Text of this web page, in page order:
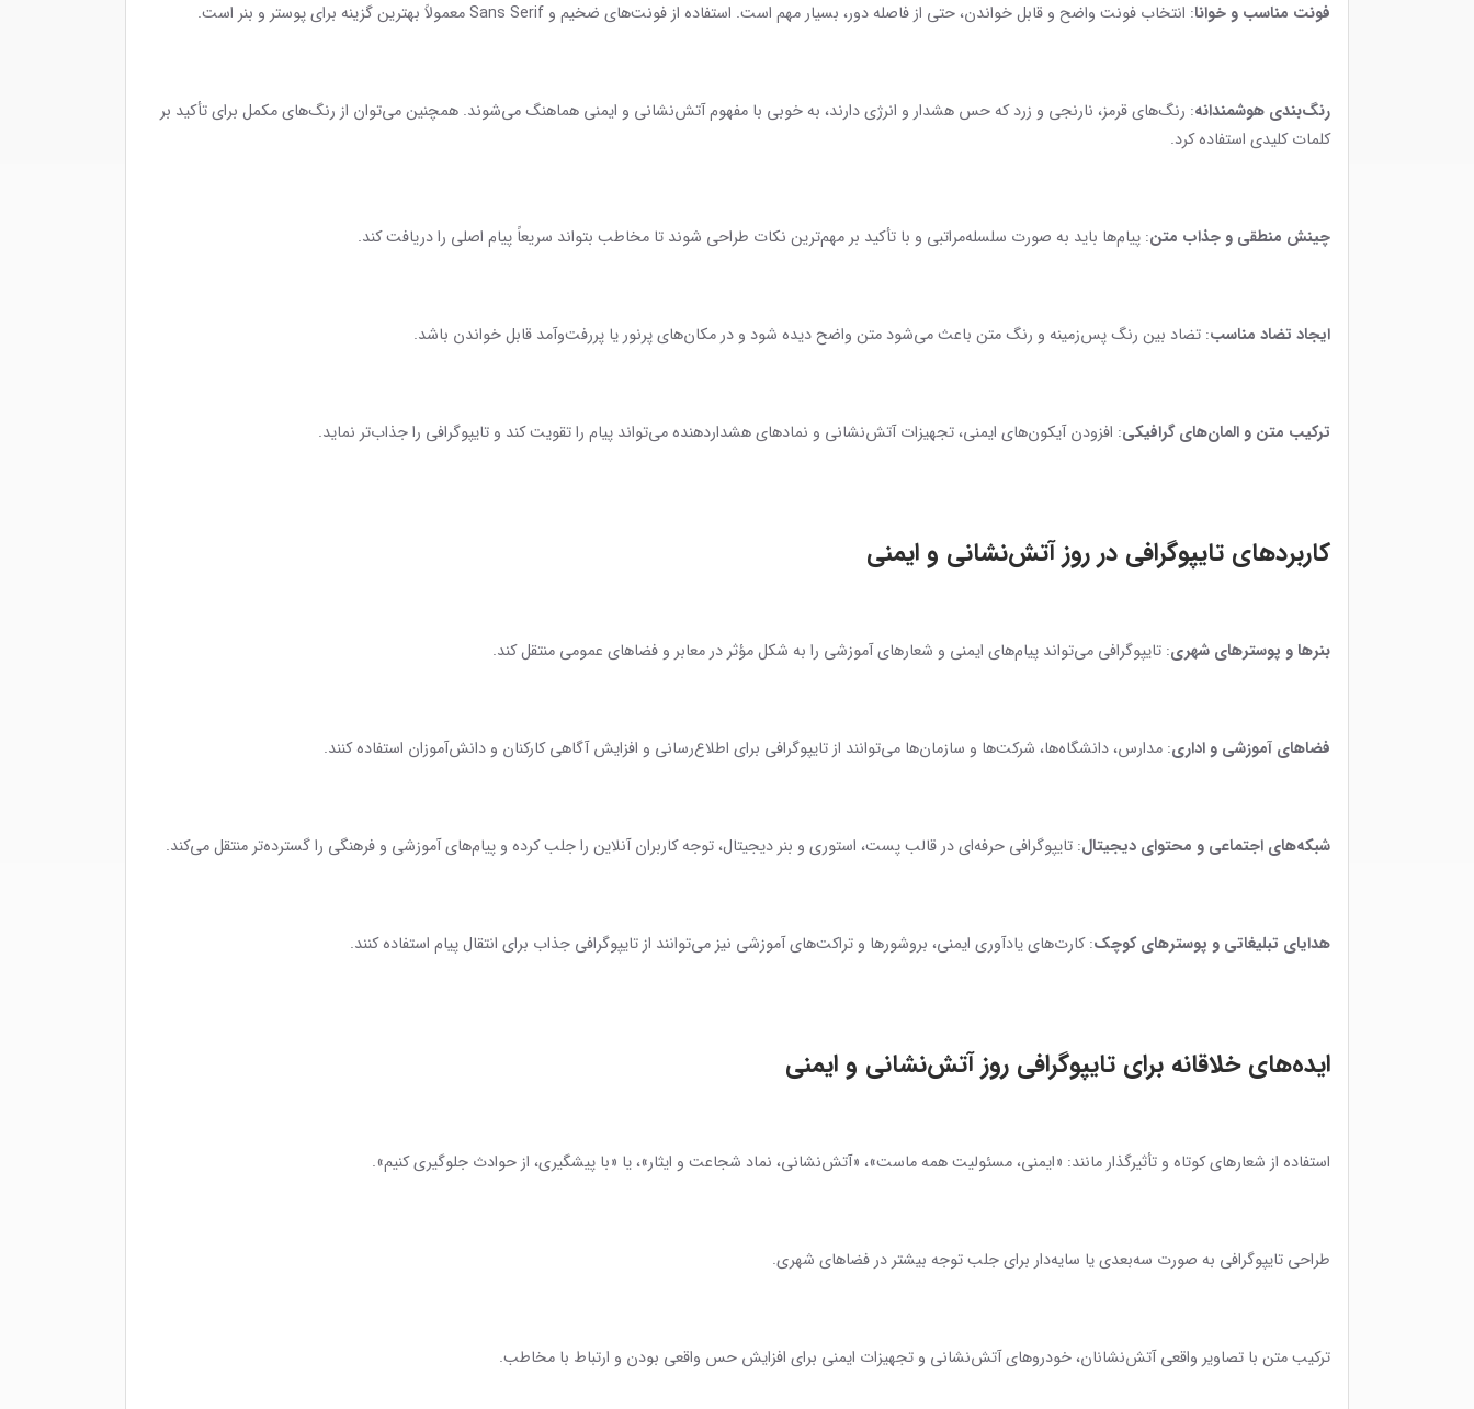
فونت مناسب و خوانا: انتخاب فونت واضح و قابل خواندن، حتی از فاصله دور، بسیار مهم است. استفاده از فونت‌های ضخیم و Sans Serif معمولاً بهترین گزینه برای پوستر و بنر است.
رنگ‌بندی هوشمندانه: رنگ‌های قرمز، نارنجی و زرد که حس هشدار و انرژی دارند، به خوبی با مفهوم آتش‌نشانی و ایمنی هماهنگ می‌شوند. همچنین می‌توان از رنگ‌های مکمل برای تأکید بر
کلمات کلیدی استفاده کرد.
چینش منطقی و جذاب متن: پیام‌ها باید به صورت سلسله‌مراتبی و با تأکید بر مهم‌ترین نکات طراحی شوند تا مخاطب بتواند سریعاً پیام اصلی را دریافت کند.
ایجاد تضاد مناسب: تضاد بین رنگ پس‌زمینه و رنگ متن باعث می‌شود متن واضح دیده شود و در مکان‌های پرنور یا پررفت‌وآمد قابل خواندن باشد.
ترکیب متن و المان‌های گرافیکی: افزودن آیکون‌های ایمنی، تجهیزات آتش‌نشانی و نمادهای هشداردهنده می‌تواند پیام را تقویت کند و تایپوگرافی را جذاب‌تر نماید.
کاربردهای تایپوگرافی در روز آتش‌نشانی و ایمنی
بنرها و پوسترهای شهری: تایپوگرافی می‌تواند پیام‌های ایمنی و شعارهای آموزشی را به شکل مؤثر در معابر و فضاهای عمومی منتقل کند.
فضاهای آموزشی و اداری: مدارس، دانشگاه‌ها، شرکت‌ها و سازمان‌ها می‌توانند از تایپوگرافی برای اطلاع‌رسانی و افزایش آگاهی کارکنان و دانش‌آموزان استفاده کنند.
شبکه‌های اجتماعی و محتوای دیجیتال: تایپوگرافی حرفه‌ای در قالب پست، استوری و بنر دیجیتال، توجه کاربران آنلاین را جلب کرده و پیام‌های آموزشی و فرهنگی را گسترده‌تر منتقل می‌کند.
هدایای تبلیغاتی و پوسترهای کوچک: کارت‌های یادآوری ایمنی، بروشورها و تراکت‌های آموزشی نیز می‌توانند از تایپوگرافی جذاب برای انتقال پیام استفاده کنند.
ایده‌های خلاقانه برای تایپوگرافی روز آتش‌نشانی و ایمنی
استفاده از شعارهای کوتاه و تأثیرگذار مانند: «ایمنی، مسئولیت همه ماست»، «آتش‌نشانی، نماد شجاعت و ایثار»، یا «با پیشگیری، از حوادث جلوگیری کنیم».
طراحی تایپوگرافی به صورت سه‌بعدی یا سایه‌دار برای جلب توجه بیشتر در فضاهای شهری.
ترکیب متن با تصاویر واقعی آتش‌نشانان، خودروهای آتش‌نشانی و تجهیزات ایمنی برای افزایش حس واقعی بودن و ارتباط با مخاطب.